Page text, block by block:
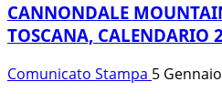
CANNONDALE
TOSCANA, CALENDARIO
Comunicato Stampa 5